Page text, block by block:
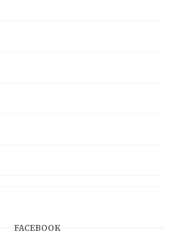
FACEBOOK